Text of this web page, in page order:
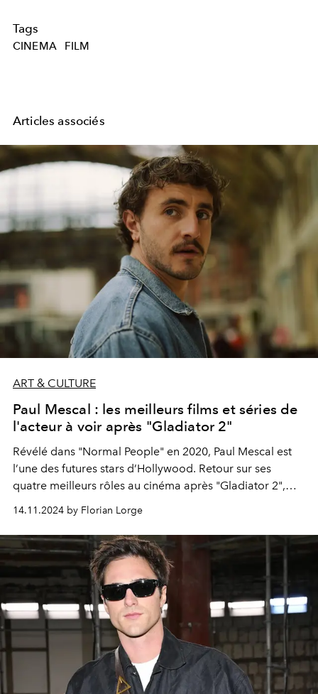
Tags
CINEMA FILM
Articles associés
ART & CULTURE
Paul Mescal : les meilleurs films et séries de
l'acteur à voir après "Gladiator 2"
Révélé dans "Normal People" en 2020, Paul Mescal est
l’une des futures stars d’Hollywood. Retour sur ses
quatre meilleurs rôles au cinéma après "Gladiator 2",
tout juste sorti dans les salles.
14.11.2024 by Florian Lorge